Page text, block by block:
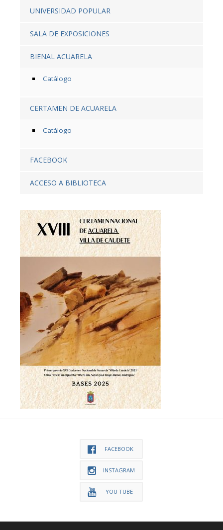
UNIVERSIDAD POPULAR
SALA DE EXPOSICIONES
BIENAL ACUARELA
Catálogo
CERTAMEN DE ACUARELA
Catálogo
FACEBOOK
ACCESO A BIBLIOTECA
FACEBOOK
INSTAGRAM
YOU TUBE